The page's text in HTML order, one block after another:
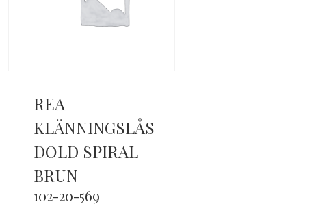
REA
KLÄNNINGSLÅS
DOLD SPIRAL
BRUN
102-20-569